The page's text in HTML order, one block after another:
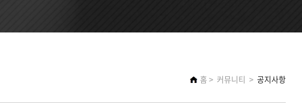
홈 커뮤니티 공지사항